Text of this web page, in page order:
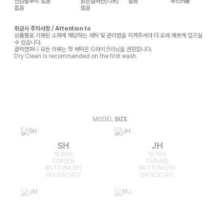
없음
없음
취급시 주의사항 / Attention to
상품별로 기재된 소재에 해당하는 세탁 및 관리법을 지켜주셔야 더 오래 예쁘게 입으실
수 있습니다.
클릭앤퍼니 모든 의류는 첫 세탁은 드라이크리닝을 권장합니다.
Dry Clean is recommended on the first wash.
MODEL SIZE
SH
163cm
TOP(55)
BOTTOM(26)
SHOES(240)
JH
167cm
TOP(55)
BOTTOM(26)
SHOES(240)